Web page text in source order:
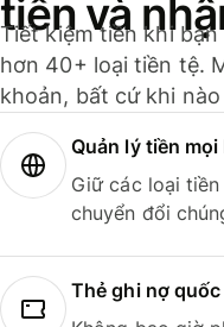
tiền và
Tiết kiệm tiền khi
hơn 40+ loại tiền tệ.
khoản, bất cứ khi
Quản lý tiền
Giữ các loại
chuyển đổi
Thẻ ghi nợ